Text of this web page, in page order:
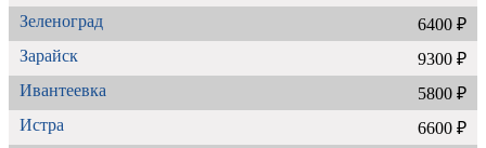
Зеленоград
6400 ₽
Зарайск
9300 ₽
Ивантеевка
5800 ₽
Истра
6600 ₽